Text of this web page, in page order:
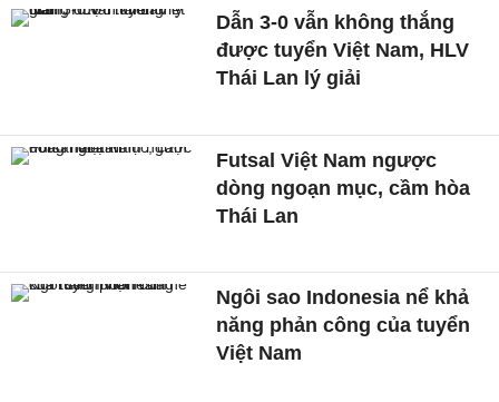
Dẫn 3-0 vẫn không thắng
được tuyển Việt Nam, HLV
Thái Lan lý giải
Futsal Việt Nam ngược
dòng ngoạn mục, cầm hòa
Thái Lan
Ngôi sao Indonesia nể khả
năng phản công của tuyển
Việt Nam